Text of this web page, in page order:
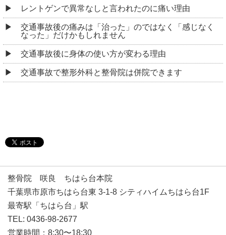
レントゲンで異常なしと言われたのに痛い理由
交通事故後の痛みは「治った」のではなく「感じなく
なった」だけかもしれません
交通事故後に身体の使い方が変わる理由
交通事故で整形外科と整骨院は併院できます
整骨院 咲良 ちはら台本院
千葉県市原市ちはら台東 3-1-8 シティハイムちはら台1F
最寄駅「ちはら台」駅
TEL: 0436-98-2677
営業時間：8:30〜18:30